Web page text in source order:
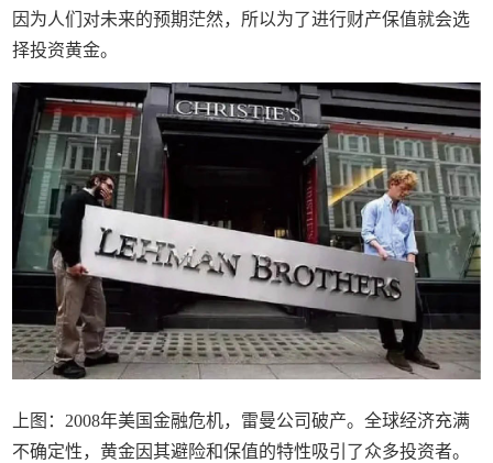
因为人们对未来的预期茫然，所以为了进行财产保值就会选
择投资黄金。
上图：2008年美国金融危机，雷曼公司破产。全球经济充满
不确定性，黄金因其避险和保值的特性吸引了众多投资者。